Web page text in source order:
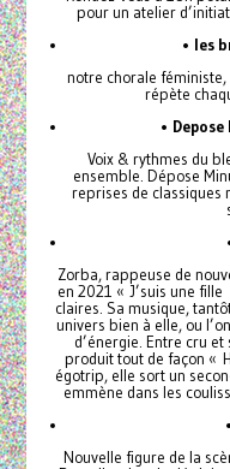
pour un atelier
• les
notre chorale
répète
•
Voix & rythmes du
ensemble. Dépose
reprises de classiques
Zorba, rappeuse de
en 2021 « J’suis une
claires. Sa musique,
univers bien à elle, ou
d’énergie. Entre cru
produit tout de façon «
égotrip, elle sort un
emmène dans les
•
Nouvelle figure de la